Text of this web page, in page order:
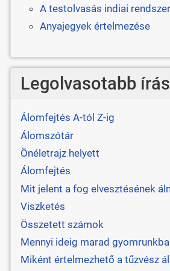
A testolvasás indiai
Anyajegyek értelmezése
Legolvasotabb
Álomfejtés A-tól Z-ig
Álomszótár
Önéletrajz helyett
Álomfejtés
Mit jelent a fog elvesztésének
Viszketés
Összetett számok
Mennyi ideig marad
Miként értelmezhető a tűzvész